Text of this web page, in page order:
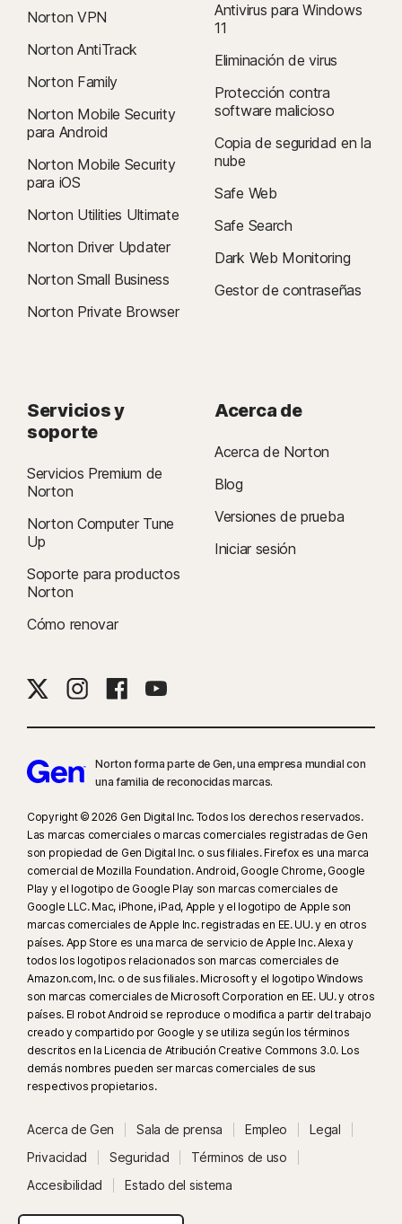
Norton VPN
Norton AntiTrack
Norton Family
Norton Mobile Security
para Android
Norton Mobile Security
para iOS
Norton Utilities Ultimate
Norton Driver Updater
Norton Small Business
Norton Private Browser
Antivirus para Windows
11
Eliminación de virus
Protección contra
software malicioso
Copia de seguridad en la
nube
Safe Web
Safe Search
Dark Web Monitoring
Gestor de contraseñas
Servicios y
soporte
Servicios Premium de
Norton
Norton Computer Tune
Up
Soporte para productos
Norton
Cómo renovar
Acerca de
Acerca de Norton
Blog
Versiones de prueba
Iniciar sesión
Norton forma parte de Gen, una empresa mundial con
una familia de reconocidas marcas.
Copyright © 2026 Gen Digital Inc. Todos los derechos reservados.
Las marcas comerciales o marcas comerciales registradas de Gen
son propiedad de Gen Digital Inc. o sus filiales. Firefox es una marca
comercial de Mozilla Foundation. Android, Google Chrome, Google
Play y el logotipo de Google Play son marcas comerciales de
Google LLC. Mac, iPhone, iPad, Apple y el logotipo de Apple son
marcas comerciales de Apple Inc. registradas en EE. UU. y en otros
países. App Store es una marca de servicio de Apple Inc. Alexa y
todos los logotipos relacionados son marcas comerciales de
Amazon.com, Inc. o de sus filiales. Microsoft y el logotipo Windows
son marcas comerciales de Microsoft Corporation en EE. UU. y otros
países. El robot Android se reproduce o modifica a partir del trabajo
creado y compartido por Google y se utiliza según los términos
descritos en la Licencia de Atribución Creative Commons 3.0. Los
demás nombres pueden ser marcas comerciales de sus
respectivos propietarios.
Acerca de Gen Sala de prensa Empleo
Legal
Privacidad
Seguridad
Términos de uso
Accesibilidad
Estado del sistema